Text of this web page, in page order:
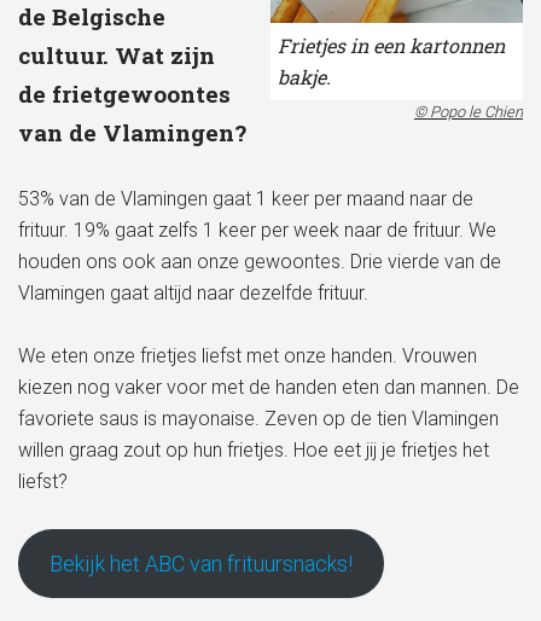
Frietjes in een kartonnen
bakje.
© Popo le Chien
de Belgische
cultuur. Wat zijn
de frietgewoontes
van de Vlamingen?
53% van de Vlamingen gaat 1 keer per maand naar de
frituur. 19% gaat zelfs 1 keer per week naar de frituur. We
houden ons ook aan onze gewoontes. Drie vierde van de
Vlamingen gaat altijd naar dezelfde frituur.
We eten onze frietjes liefst met onze handen. Vrouwen
kiezen nog vaker voor met de handen eten dan mannen. De
favoriete saus is mayonaise. Zeven op de tien Vlamingen
willen graag zout op hun frietjes. Hoe eet jij je frietjes het
liefst?
Bekijk het ABC van frituursnacks!